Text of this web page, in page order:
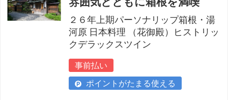
２６年上期パーソナリップ箱根・湯
河原 日本料理 （花御殿）ヒストリッ
クデラックスツイン
事前払い
ポイントがたまる使える